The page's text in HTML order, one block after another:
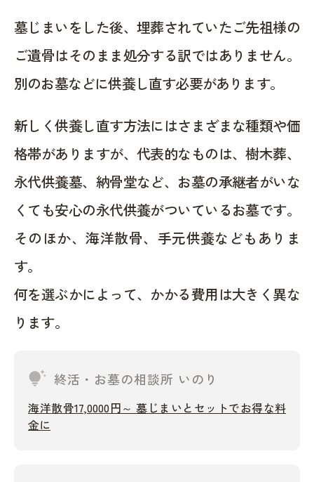
墓じまいをした後、埋葬されていたご先祖様の
ご遺骨はそのまま処分する訳ではありません。
別のお墓などに供養し直す必要があります。
新しく供養し直す方法にはさまざまな種類や価
格帯がありますが、代表的なものは、樹木葬、
永代供養墓、納骨堂など、お墓の承継者がいな
くても安心の永代供養がついているお墓です。
そのほか、海洋散骨、手元供養などもありま
す。
何を選ぶかによって、かかる費用は大きく異な
ります。
tips_and_updates 終活・お墓の相談所 いのり
海洋散骨17,0000円～ 墓じまいとセットでお得な料
金に